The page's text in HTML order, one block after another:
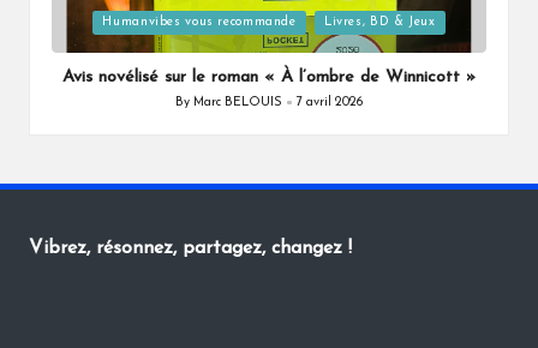
Posted
in
Humanvibes vous recommande Livres, BD & Jeux
Avis novélisé sur le roman « À l’ombre de Winnicott »
Posted
By Marc BELOUIS 7 avril 2026
Vibrez, résonnez, partagez, changez !